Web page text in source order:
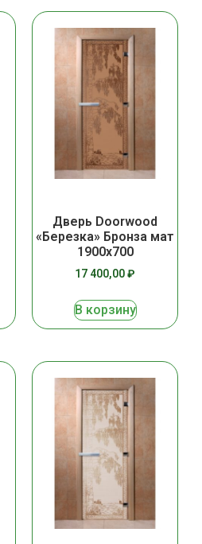
Дверь Doorwood
«Березка» Бронза мат
1900х700
17 400,00₽
В корзину